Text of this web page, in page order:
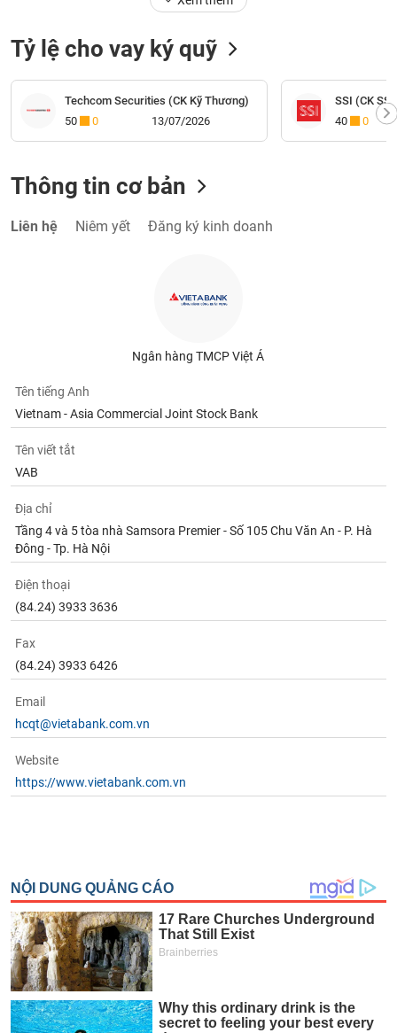
Tỷ lệ cho vay ký quỹ
Techcom Securities (CK Kỹ Thương)
50
0 13/07/2026
SSI (CK
40
0
Thông tin cơ bản
Liên hệ Niêm yết Đăng ký kinh doanh
Ngân hàng TMCP Việt Á
Tên tiếng Anh
Vietnam - Asia Commercial Joint Stock Bank
Tên viết tắt
VAB
Địa chỉ
Tầng 4 và 5 tòa nhà Samsora Premier - Số 105 Chu Văn An - P. Hà
Đông - Tp. Hà Nội
Điện thoại
(84.24) 3933 3636
Fax
(84.24) 3933 6426
Email
hcqt@vietabank.com.vn
Website
https://www.vietabank.com.vn